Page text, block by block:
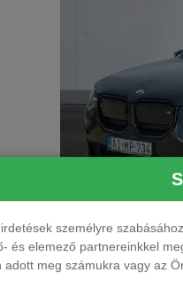
személyre
és elemező partnereinkkel
meg számukra vagy az